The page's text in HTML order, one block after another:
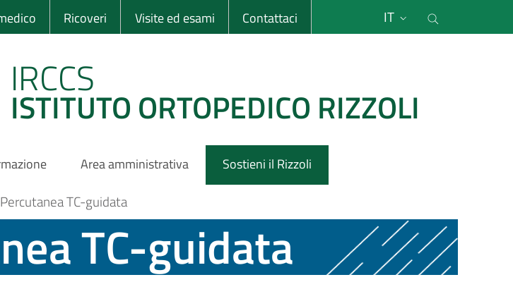
Rizzoli
Ricoveri Visite ed esami Contattaci IT
IRCCS
ISTITUTO ORTOPEDICO RIZZOLI
Area amministrativa Sostieni il Rizzoli
TC-guidata
TC-guidata